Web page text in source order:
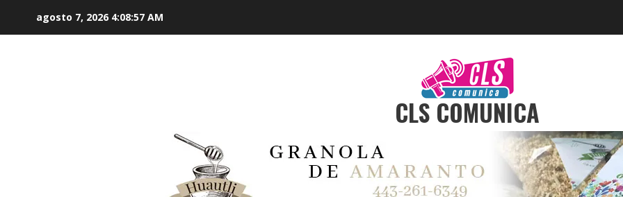
agosto 7, 2026 4:08:59 AM
CLS COMUNICA